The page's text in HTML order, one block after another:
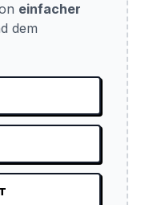
einfacher
dem